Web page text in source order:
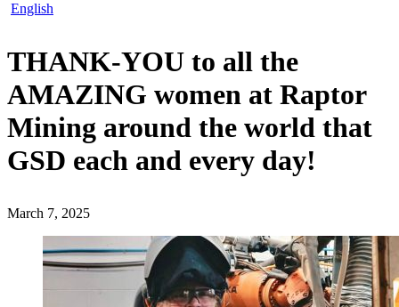
English
THANK-YOU to all the
AMAZING women at Raptor
Mining around the world that
GSD each and every day!
March 7, 2025